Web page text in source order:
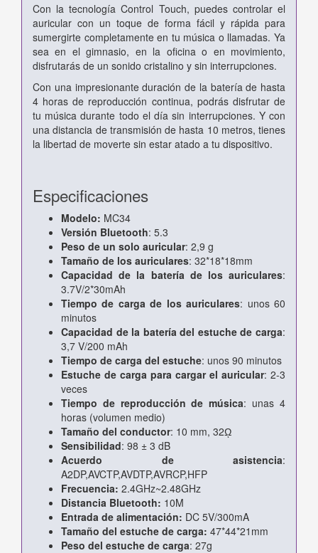
Con la tecnología Control Touch, puedes controlar el
auricular con un toque de forma fácil y rápida para
sumergirte completamente en tu música o llamadas. Ya
sea en el gimnasio, en la oficina o en movimiento,
disfrutarás de un sonido cristalino y sin interrupciones.
Con una impresionante duración de la batería de hasta
4 horas de reproducción continua, podrás disfrutar de
tu música durante todo el día sin interrupciones. Y con
una distancia de transmisión de hasta 10 metros, tienes
la libertad de moverte sin estar atado a tu dispositivo.
Especificaciones
Modelo: MC34
Versión Bluetooth: 5.3
Peso de un solo auricular: 2,9 g
Tamaño de los auriculares: 32*18*18mm
Capacidad de la batería de los auriculares:
3.7V/2*30mAh
Tiempo de carga de los auriculares: unos 60
minutos
Capacidad de la batería del estuche de carga:
3,7 V/200 mAh
Tiempo de carga del estuche: unos 90 minutos
Estuche de carga para cargar el auricular: 2-3
veces
Tiempo de reproducción de música: unas 4
horas (volumen medio)
Tamaño del conductor: 10 mm, 32ῼ
Sensibilidad: 98 ± 3 dB
Acuerdo de asistencia:
A2DP,AVCTP,AVDTP,AVRCP,HFP
Frecuencia: 2.4GHz~2.48GHz
Distancia Bluetooth: 10M
Entrada de alimentación: DC 5V/300mA
Tamaño del estuche de carga: 47*44*21mm
Peso del estuche de carga: 27g